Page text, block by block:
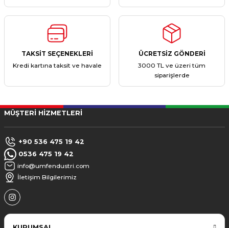
TAKSİT SEÇENEKLERİ
Kredi kartına taksit ve havale
ÜCRETSİZ GÖNDERİ
3000 TL ve üzeri tüm
siparişlerde
MÜŞTERİ HİZMETLERİ
+90 536 475 19 42
0536 475 19 42
info@umfendustri.com
İletişim Bilgilerimiz